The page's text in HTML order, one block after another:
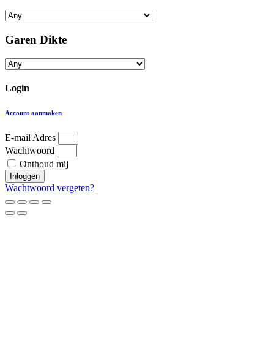
Garen Dikte
Login
Account aanmaken
E-mail Adres
Wachtwoord
Onthoud mij
Inloggen
Wachtwoord vergeten?